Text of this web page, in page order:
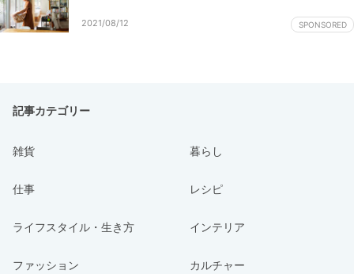
2021/08/12 SPONSORED
記事カテゴリー
雑貨 暮らし
仕事 レシピ
ライフスタイル・生き方 インテリア
ファッション カルチャー